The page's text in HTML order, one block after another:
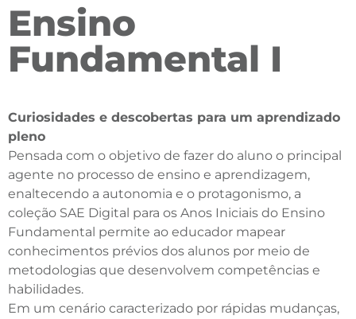
Ensino
Fundamental I
Curiosidades e descobertas para um aprendizado
pleno
Pensada com o objetivo de fazer do aluno o principal
agente no processo de ensino e aprendizagem,
enaltecendo a autonomia e o protagonismo, a
coleção SAE Digital para os Anos Iniciais do Ensino
Fundamental permite ao educador mapear
conhecimentos prévios dos alunos por meio de
metodologias que desenvolvem competências e
habilidades.
Em um cenário caracterizado por rápidas mudanças,